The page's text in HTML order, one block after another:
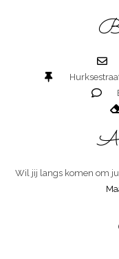
Let's
HEB JE VRAGEN? NEEM DAN
WIJ
Wil jij langs komen om